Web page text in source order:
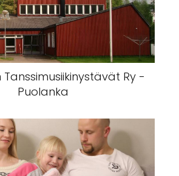
Ry -
Puolanka